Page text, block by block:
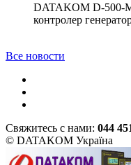
DATAKOM D-500-
контролер
Все новости
Свяжитесь с нами: 044
© DATAKOM Україна